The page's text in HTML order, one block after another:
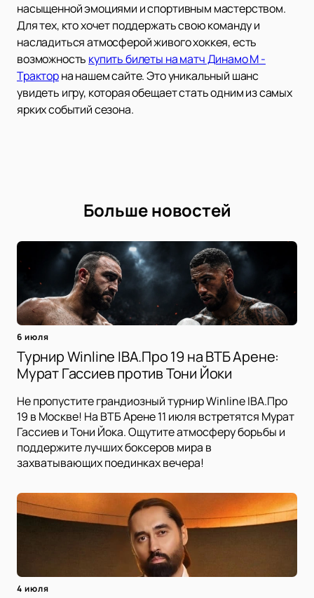
насыщенной эмоциями и спортивным мастерством.
Для тех, кто хочет поддержать свою команду и
насладиться атмосферой живого хоккея, есть
возможность купить билеты на матч Динамо М -
Тракторна нашем сайте. Это уникальный шанс
увидеть игру, которая обещает стать одним из самых
ярких событий сезона.
Больше новостей
6 июля
Турнир Winline IBA.Про 19 на ВТБ Арене:
Мурат Гассиев против Тони Йоки
Не пропустите грандиозный турнир Winline IBA.Про
19 в Москве! На ВТБ Арене 11 июля встретятся Мурат
Гассиев и Тони Йока. Ощутите атмосферу борьбы и
поддержите лучших боксеров мира в
захватывающих поединках вечера!
4 июля